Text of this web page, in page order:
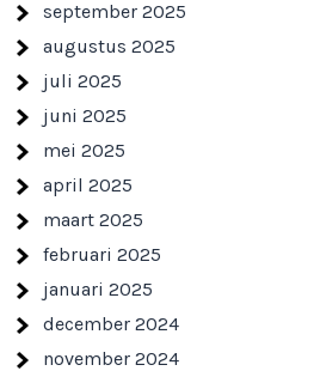
september 2025
augustus 2025
juli 2025
juni 2025
mei 2025
april 2025
maart 2025
februari 2025
januari 2025
december 2024
november 2024